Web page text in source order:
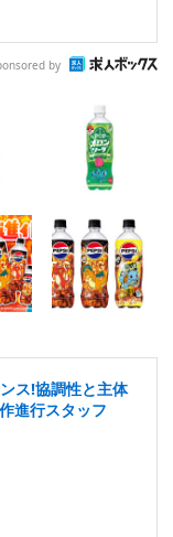
by
ス!協調性と主体
進行スタッフ